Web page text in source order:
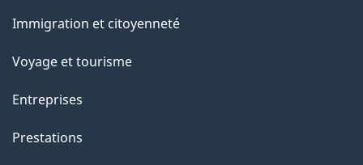
sujets
Immigration et citoyenneté
Voyage et tourisme
Entreprises
Prestations